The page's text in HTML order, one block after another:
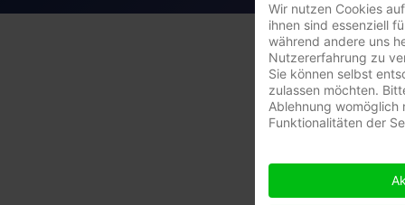
Wir nutzen Cookies
ihnen sind essenziell
während andere uns
Nutzererfahrung zu
Sie können selbst
zulassen möchten.
Ablehnung womöglich
Funktionalitäten der